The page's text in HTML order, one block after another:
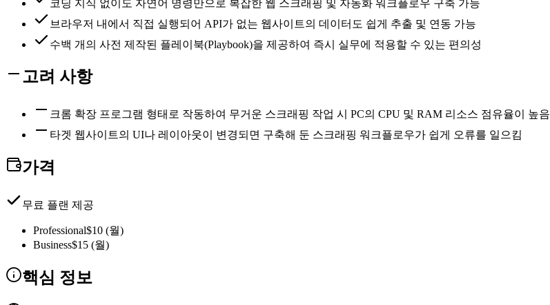
코딩 지식 없이도 자연어 명령만으로 복잡한 웹 스크래핑 및 자동화 워크플로우 구축 가능
브라우저 내에서 직접 실행되어 API가 없는 웹사이트의 데이터도 쉽게 추출 및 연동 가능
수백 개의 사전 제작된 플레이북(Playbook)을 제공하여 즉시 실무에 적용할 수 있는 편의성
고려 사항
크롬 확장 프로그램 형태로 작동하여 무거운 스크래핑 작업 시 PC의 CPU 및 RAM 리소스 점유율이 높음
타겟 웹사이트의 UI나 레이아웃이 변경되면 구축해 둔 스크래핑 워크플로우가 쉽게 오류를 일으킴
가격
무료 플랜 제공
Professional$10 (월)
Business$15 (월)
핵심 정보